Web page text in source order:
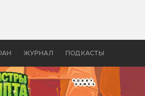
ЖУРНАЛ ПОДКАСТЫ
бы «Властелина колец»